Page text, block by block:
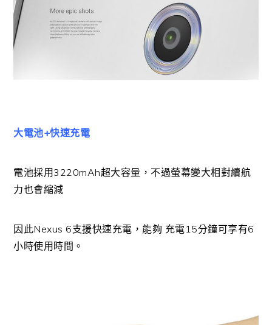
大電池+快速充電
電池採用3220mAh超大容量，不過螢幕變大相對續航
力也會縮減
因此Nexus 6支援快速充電，能夠 充電15分鐘可享有6
小時使用時間。